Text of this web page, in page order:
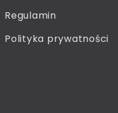
Regulamin
Polityka prywatności